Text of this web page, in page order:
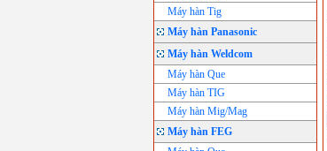
Máy hàn Tig
Máy hàn Panasonic
Máy hàn Weldcom
Máy hàn Que
Máy hàn TIG
Máy hàn Mig/Mag
Máy hàn FEG